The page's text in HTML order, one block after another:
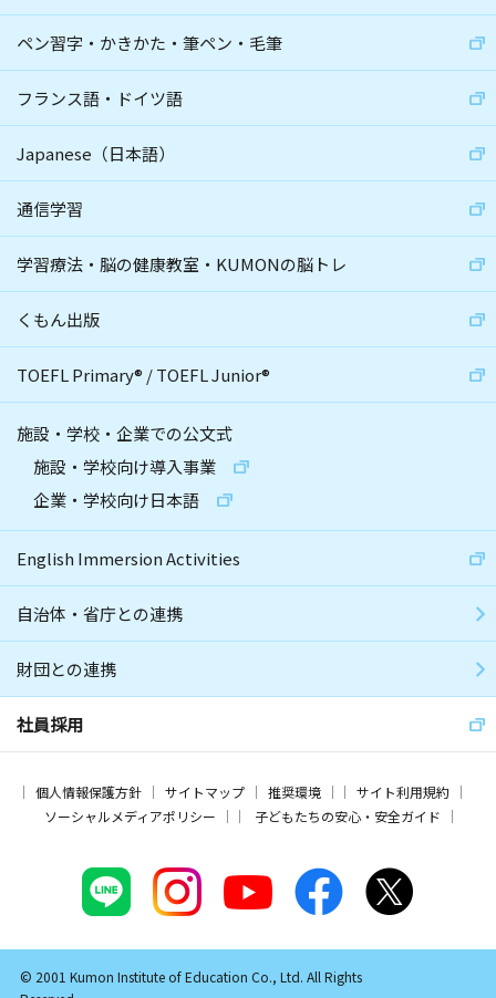
ペン習字・かきかた・筆ペン・毛筆
フランス語・ドイツ語
Japanese（日本語）
通信学習
学習療法・脳の健康教室・KUMONの脳トレ
くもん出版
TOEFL Primary® /TOEFL Junior®
施設・学校・企業での公文式
施設・学校向け導入事業
企業・学校向け日本語
English Immersion Activities
自治体・省庁との連携
財団との連携
社員採用
個人情報保護方針 サイトマップ 推奨環境
サイト利用規約
ソーシャルメディアポリシー
子どもたちの安心・安全ガイド
© 2001 Kumon Institute of Education Co., Ltd. All Rights